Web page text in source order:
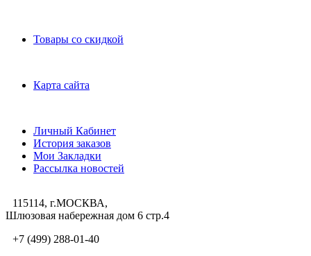
Товары со скидкой
Карта сайта
Личный Кабинет
История заказов
Мои Закладки
Рассылка новостей
115114, г.МОСКВА,
Шлюзовая набережная дом 6 стр.4
+7 (499) 288-01-40